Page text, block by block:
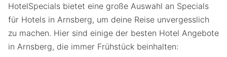
HotelSpecials bietet eine große Auswahl an Specials
für Hotels in Arnsberg, um deine Reise unvergesslich
zu machen. Hier sind einige der besten Hotel Angebote
in Arnsberg, die immer Frühstück beinhalten: